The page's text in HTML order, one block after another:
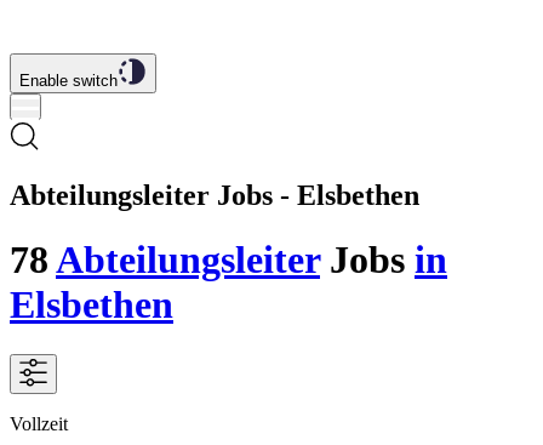
Enable switch
Abteilungsleiter Jobs - Elsbethen
78AbteilungsleiterJobs in
Elsbethen
Vollzeit